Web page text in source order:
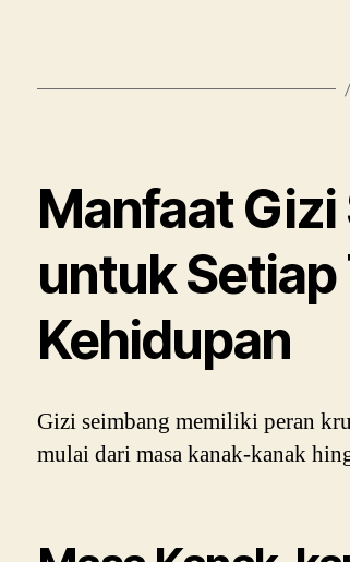
Manfaat
untuk Setiap
Kehidupan
Gizi seimbang memiliki peran
mulai dari masa kanak-kanak